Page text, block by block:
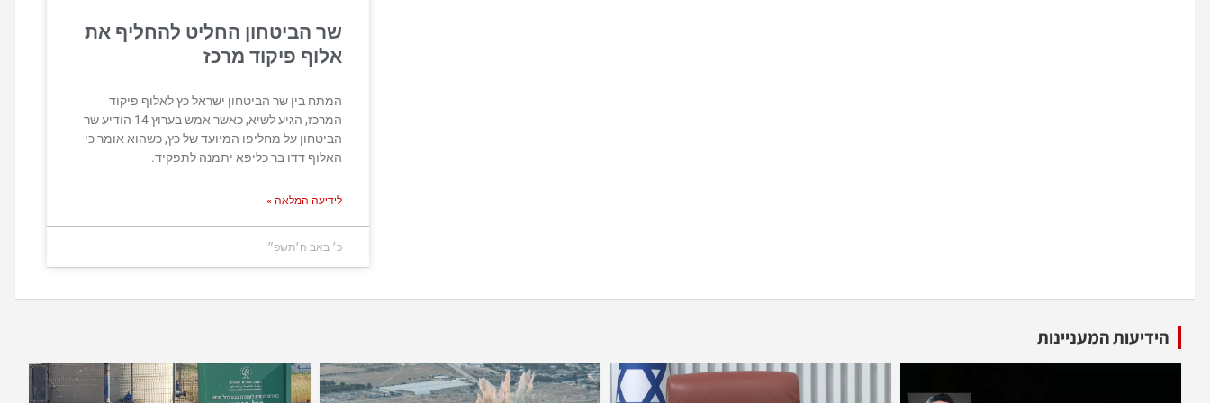
שר הביטחון החליט להחליף את
אלוף פיקוד מרכז
המתח בין שר הביטחון ישראל כץ לאלוף פיקוד
המרכז, הגיע לשיא, כאשר אמש בערוץ 14 הודיע שר
הביטחון על מחליפו המיועד של כץ, כשהוא אומר כי
האלוף דדו בר כליפא יתמנה לתפקיד.
לידיעה המלאה »
כ׳ באב ה׳תשפ״ו
הידיעות המעניינות